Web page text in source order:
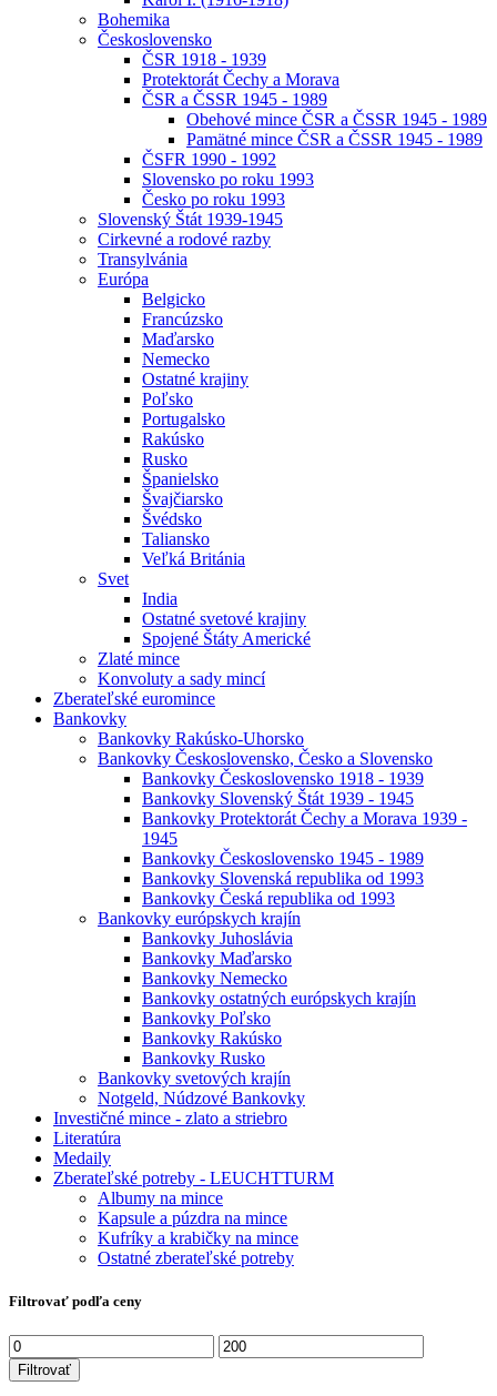
Bohemika
Československo
ČSR 1918 - 1939
Protektorát Čechy a Morava
ČSR a ČSSR 1945 - 1989
Obehové mince ČSR a ČSSR 1945 - 1989
Pamätné mince ČSR a ČSSR 1945 - 1989
ČSFR 1990 - 1992
Slovensko po roku 1993
Česko po roku 1993
Slovenský Štát 1939-1945
Cirkevné a rodové razby
Transylvánia
Európa
Belgicko
Francúzsko
Maďarsko
Nemecko
Ostatné krajiny
Poľsko
Portugalsko
Rakúsko
Rusko
Španielsko
Švajčiarsko
Švédsko
Taliansko
Veľká Británia
Svet
India
Ostatné svetové krajiny
Spojené Štáty Americké
Zlaté mince
Konvoluty a sady mincí
Zberateľské euromince
Bankovky
Bankovky Rakúsko-Uhorsko
Bankovky Československo, Česko a Slovensko
Bankovky Československo 1918 - 1939
Bankovky Slovenský Štát 1939 - 1945
Bankovky Protektorát Čechy a Morava 1939 -
1945
Bankovky Československo 1945 - 1989
Bankovky Slovenská republika od 1993
Bankovky Česká republika od 1993
Bankovky európskych krajín
Bankovky Juhoslávia
Bankovky Maďarsko
Bankovky Nemecko
Bankovky ostatných európskych krajín
Bankovky Poľsko
Bankovky Rakúsko
Bankovky Rusko
Bankovky svetových krajín
Notgeld, Núdzové Bankovky
Investičné mince - zlato a striebro
Literatúra
Medaily
Zberateľské potreby - LEUCHTTURM
Albumy na mince
Kapsule a púzdra na mince
Kufríky a krabičky na mince
Ostatné zberateľské potreby
Filtrovať podľa ceny
Minimálna
cena
Maximálna
cena
Filtrovať